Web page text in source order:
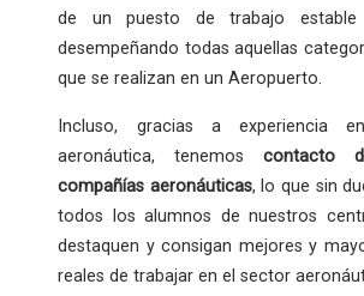
de un puesto de trabajo
desempeñando todas aquellas
que se realizan en un Aeropuerto.
Incluso, gracias a experiencia
aeronáutica, tenemos contacto
compañías aeronáuticas, lo que sin
todos los alumnos de nuestros
destaquen y consigan mejores y
reales de trabajar en el sector